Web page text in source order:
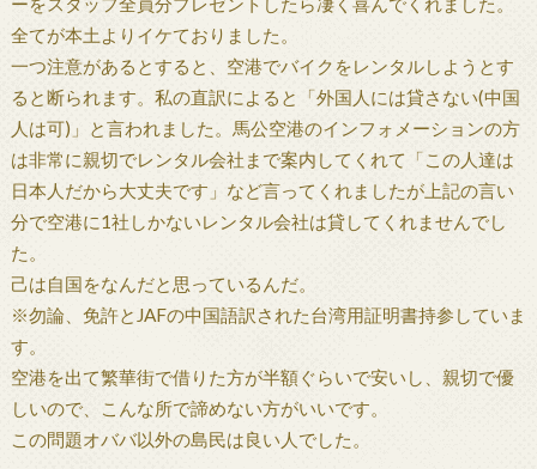
全てが本土よりイケておりました。
一つ注意があるとすると、空港でバイクをレンタルしようとす
ると断られます。私の直訳によると「外国人には貸さない(中国
人は可)」と言われました。馬公空港のインフォメーションの方
は非常に親切でレンタル会社まで案内してくれて「この人達は
日本人だから大丈夫です」など言ってくれましたが上記の言い
分で空港に1社しかないレンタル会社は貸してくれませんでし
た。
己は自国をなんだと思っているんだ。
※勿論、免許とJAFの中国語訳された台湾用証明書持参していま
す。
空港を出て繁華街で借りた方が半額ぐらいで安いし、親切で優
しいので、こんな所で諦めない方がいいです。
この問題オババ以外の島民は良い人でした。